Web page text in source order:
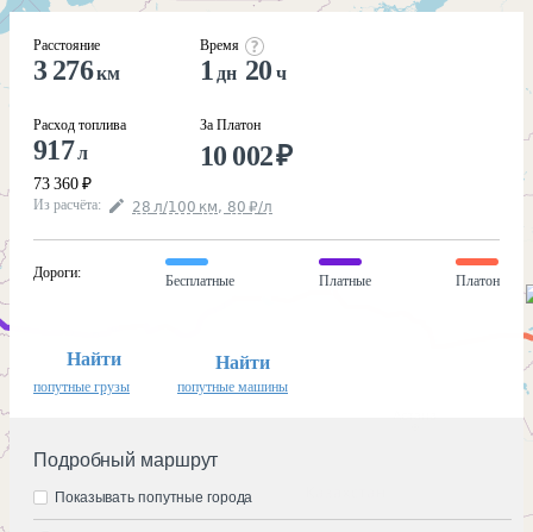
Расстояние
3 276км
Расход топлива
917л
73 360 ₽
Время
1 дн 20 ч
За Платон
10 002₽
Из расчёта: 28 л/100 км, 80 ₽/л
Дороги:
Бесплатные Платные Платон
Найти
попутные грузы
Найти
попутные машины
Подробный маршрут
Показывать попутные города